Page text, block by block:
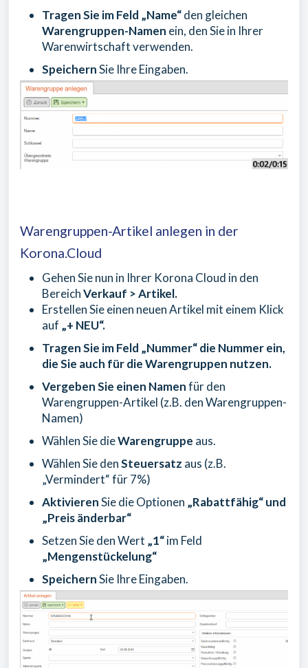
Tragen Sie im Feld „Name“den gleichen
Warengruppen-Namen ein, den Sie in Ihrer
Warenwirtschaft verwenden.
SpeichernSie Ihre Eingaben.
Warengruppen-Artikel anlegen in der
Korona.Cloud
Gehen Sie nun in Ihrer Korona Cloud in den
BereichVerkauf > Artikel.
Erstellen Sie einen neuen Artikel mit einem Klick
auf „+ NEU“.
Tragen Sie im Feld „Nummer“ die Nummer ein,
die Sie auch für die Warengruppen nutzen.
Vergeben Sie einen Namenfür den
Warengruppen-Artikel (z.B. den Warengruppen-
Namen)
Wählen Sie dieWarengruppe aus.
Wählen Sie denSteuersatz aus (z.B.
„Vermindert“ für 7%)
AktivierenSie die Optionen „Rabattfähig“ und
„Preis änderbar“
Setzen Sie den Wert „1“im Feld
„Mengenstückelung“
SpeichernSie Ihre Eingaben.